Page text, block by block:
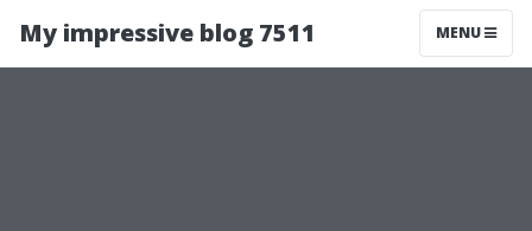
My impressive blog 7511 MENU